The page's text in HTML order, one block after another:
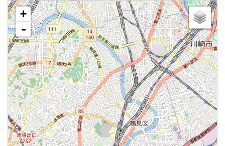
loading map - please wait...
+
-